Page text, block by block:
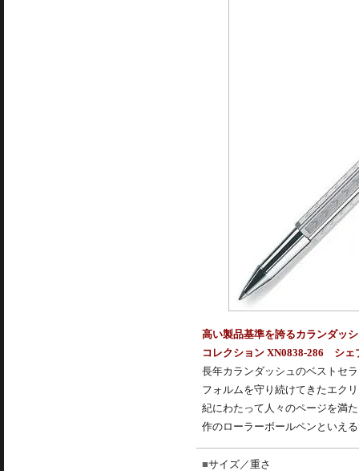
高い製品基準を誇るカランダッ
コレクション XN0838-286 シ
長年カランダッシュのベストセ
フォルムを守り続けてきたエク
紀にわたって人々のページを満
作のローラーボールペンといえ
サイズ／重さ